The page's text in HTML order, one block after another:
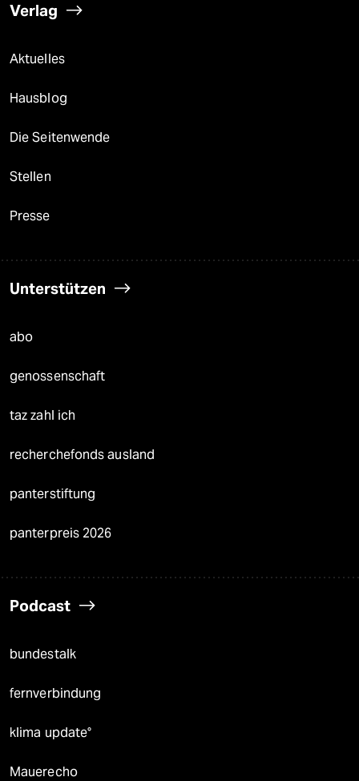
Verlag
Aktuelles
Hausblog
Die Seitenwende
Stellen
Presse
Unterstützen
abo
genossenschaft
taz zahl ich
recherchefonds ausland
panterstiftung
panterpreis 2026
Podcast
bundestalk
fernverbindung
klima update°
Mauerecho